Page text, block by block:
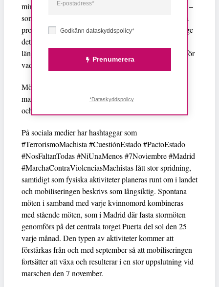
miniminivå på åtaganden – politiskt och resursmässigt –
som alla politiska partier är beredda att inkludera i sina
program, och som de inte kan göra avsteg ifrån så länge
det finns utsatta kvinnor som saknar beskydd, och så
länge inte alla offer för mansvåldet har kompenserats för
vad de fått utstå.
Mötets sammankallande skriver att “…den
manschauvinistiska terrorismen är en fråga för staten,
och för att bekämpa den krävs ett nationellt avtal”.
På sociala medier har hashtaggar som
#TerrorismoMachista #CuestiónEstado #PactoEstado
#NosFaltanTodas #NiUnaMenos #7Noviembre #Madrid
#MarchaContraViolenciasMachistas fått stor spridning,
samtidigt som fysiska aktiviteter planeras runt om i landet
och mobiliseringen beskrivs som långsiktig. Spontana
möten i samband med varje kvinnomord kombineras
med stående möten, som i Madrid där fasta stormöten
genomförs på det centrala torget Puerta del sol den 25
varje månad. Den typen av aktiviteter kommer att
förstärkas från och med september så att mobiliseringen
fortsätter att växa och resulterar i en stor uppslutning vid
marschen den 7 november.
Godkänn dataskyddspolicy*
Prenumerera
*Dataskyddspolicy